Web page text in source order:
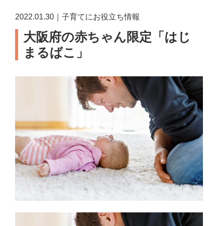
2022.01.30｜子育てにお役立ち情報
大阪府の赤ちゃん限定「はじ
まるばこ」